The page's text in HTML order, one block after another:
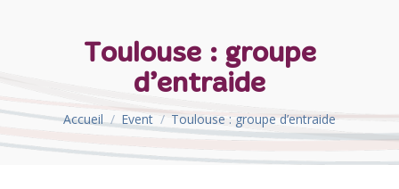
Toulouse : groupe
d’entraide
Vous êtes ici :
Accueil Event Toulouse : groupe d’entraide